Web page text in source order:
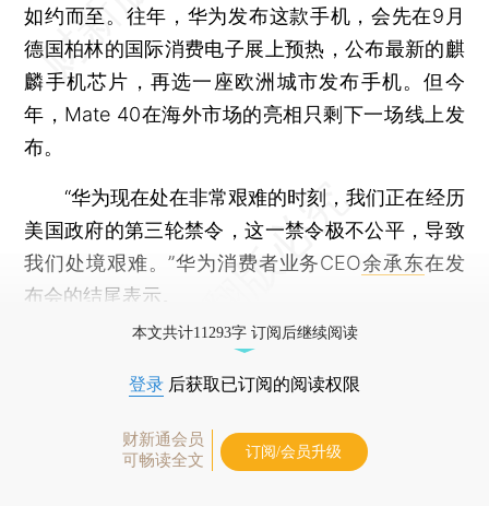
如约而至。往年，华为发布这款手机，会先在9月
德国柏林的国际消费电子展上预热，公布最新的麒
麟手机芯片，再选一座欧洲城市发布手机。但今
年，Mate 40在海外市场的亮相只剩下一场线上发
布。
“华为现在处在非常艰难的时刻，我们正在经历
美国政府的第三轮禁令，这一禁令极不公平，导致
我们处境艰难。”华为消费者业务CEO余承东在发
布会的结尾表示。
本文共计11293字 订阅后继续阅读
登录 后获取已订阅的阅读权限
财新通会员
可畅读全文
订阅/会员升级